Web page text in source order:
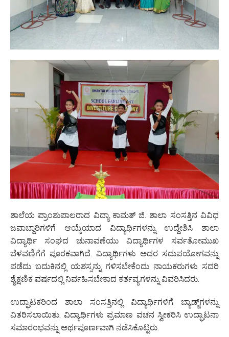
ಶಾಲೆಯ ಪ್ರಾಂಶುಪಾಲರಾದ ವಿದ್ಯಾ ಕಾಮತ್ ಜಿ. ಶಾಲಾ ಸಂಸತ್ತಿನ ವಿವಿಧ
ಜವಾಬ್ದಾರಿಗಳಿಗೆ ಆಯ್ಕೆಯಾದ ವಿದ್ಯಾರ್ಥಿಗಳನ್ನು ಉದ್ದೇಶಿಸಿ ಶಾಲಾ
ವಿದ್ಯಾರ್ಥಿ ಸಂಘದ ಚುನಾವಣೆಯು ವಿದ್ಯಾರ್ಥಿಗಳ ಸರ್ವತೋಮುಖ
ಬೆಳವಣಿಗೆಗೆ ಪೂರಕವಾಗಿದೆ. ವಿದ್ಯಾರ್ಥಿಗಳು ಅದರ ಸದುಪಯೋಗವನ್ನು
ಪಡೆದು ಬದುಕಿನಲ್ಲಿ ಯಶಸ್ಸನ್ನು ಗಳಿಸಬೇಕೆಂದು ನಾಯಕರುಗಳು ಸದರಿ
ಶೈಕ್ಷಣಿಕ ವರ್ಷದಲ್ಲಿ ನಿರ್ವಹಿಸಬೇಕಾದ ಕರ್ತವ್ಯಗಳನ್ನು ವಿವರಿಸಿದರು.
ಉದ್ಘಾಟಕರಿಂದ ಶಾಲಾ ಸಂಸತ್ತಿನಲ್ಲಿ ವಿದ್ಯಾರ್ಥಿಗಳಿಗೆ ಬ್ಯಾಡ್ಜ್‌ಗಳನ್ನು
ವಿತರಿಸಲಾಯಿತು. ವಿದ್ಯಾರ್ಥಿಗಳು ಪ್ರಮಾಣ ವಚನ ಸ್ವೀಕರಿಸಿ ಉದ್ಘಾಟನಾ
ಸಮಾರಂಭವನ್ನು ಅರ್ಥಪೂರ್ಣವಾಗಿ ನಡೆಸಿಕೊಟ್ಟರು.